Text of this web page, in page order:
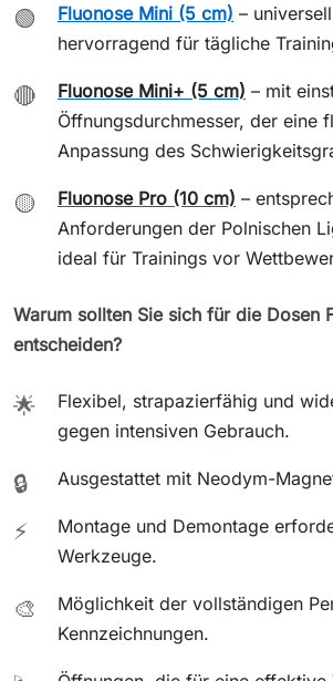
🟢 Fluonose Mini (5 cm) –
hervorragend für tägliche
🔴 Fluonose Mini+ (5 cm) – mit
Öffnungsdurchmesser, der eine
Anpassung des
🟡 Fluonose Pro (10 cm) –
Anforderungen der Polnischen
ideal für Trainings vor
Warum sollten Sie sich für die Dosen
entscheiden?
🌟
Flexibel, strapazierfähig und
gegen intensiven Gebrauch.
🔒 Ausgestattet mit Neodym-
⚡
Montage und Demontage
Werkzeuge.
🎨
Möglichkeit der vollständigen
Kennzeichnungen.